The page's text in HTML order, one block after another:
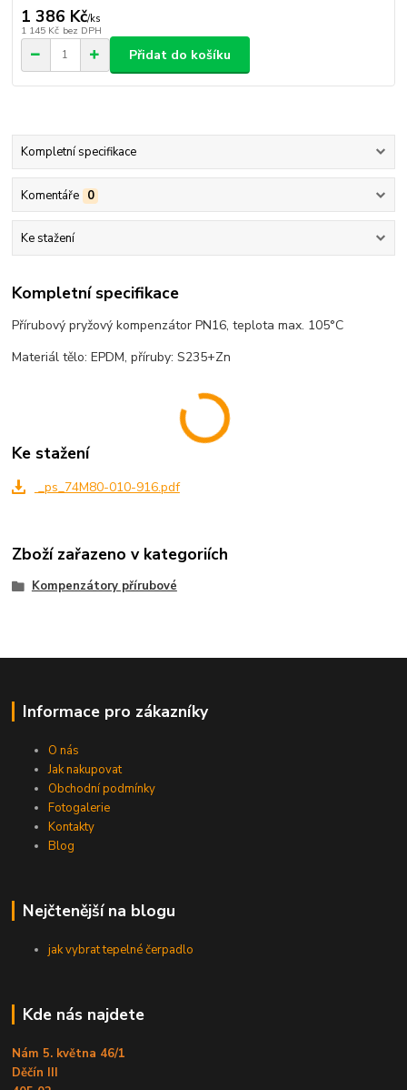
1 386 Kč/ks
1 145 Kč bez DPH
Přidat do košíku
Kompletní specifikace
Komentáře 0
Ke stažení
Kompletní specifikace
Přírubový pryžový kompenzátor PN16, teplota max. 105°C
Materiál tělo: EPDM, příruby: S235+Zn
Ke stažení
_ps_74M80-010-916.pdf
Zboží zařazeno v kategoriích
Kompenzátory přírubové
Informace pro zákazníky
O nás
Jak nakupovat
Obchodní podmínky
Fotogalerie
Kontakty
Blog
Nejčtenější na blogu
jak vybrat tepelné čerpadlo
Kde nás najdete
Nám 5. května 46/1
Děčín III